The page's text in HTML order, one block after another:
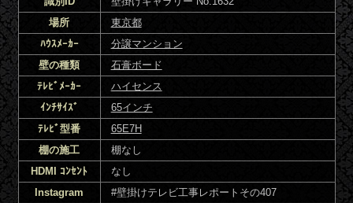
場所
東京都
ﾊｳｽﾒｰｶｰ
分譲マンション
壁の種類
石膏ボード
ﾃﾚﾋﾞﾒｰｶｰ
ハイセンス
ｲﾝﾁｻｲｽﾞ
65インチ
ﾃﾚﾋﾞ型番
65E7H
棚の施工
棚なし
HDMI ｺﾝｾﾝﾄ
なし
Instagram
#壁掛けテレビ工事レポートその407